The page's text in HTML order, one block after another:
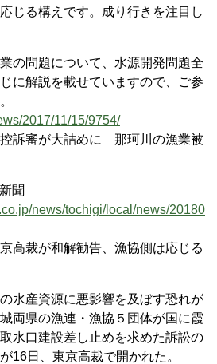
じる構えです。成り行きを注目し
の問題について、水源開発問題全
に解説を載せていますので、ご参
2017/11/15/9754/
訴審が大詰めに 那珂川の漁業被
聞
news/tochigi/local/news/20180
高裁が和解勧告、漁協側は応じる
水産資源に悪影響を及ぼす恐れが
両県の漁連・漁協５団体が国に霞
水口建設差し止めを求めた訴訟の
16日、東京高裁で開かれた。